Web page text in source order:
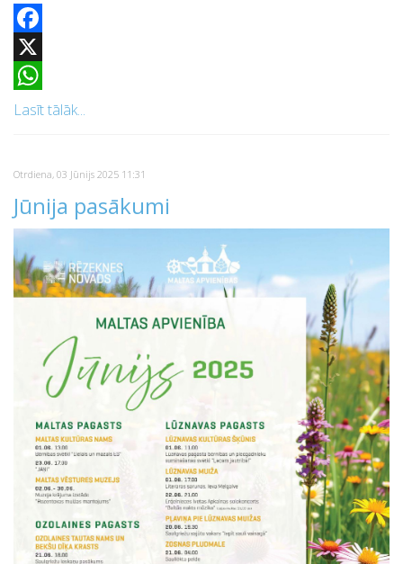
Facebook
X
WhatsApp
Lasīt tālāk...
Otrdiena, 03 Jūnijs 2025 11:31
Jūnija pasākumi